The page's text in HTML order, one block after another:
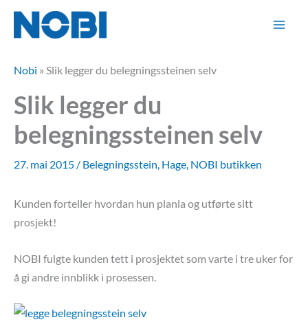
Hopp
innholdet
Nobi » Slik legger du belegningssteinen selv
Slik legger du
belegningssteinen selv
27. mai 2015 / Belegningsstein, Hage, NOBI butikken
Kunden forteller hvordan hun planla og utførte sitt
prosjekt!
NOBI fulgte kunden tett i prosjektet som varte i tre uker for
å gi andre innblikk i prosessen.